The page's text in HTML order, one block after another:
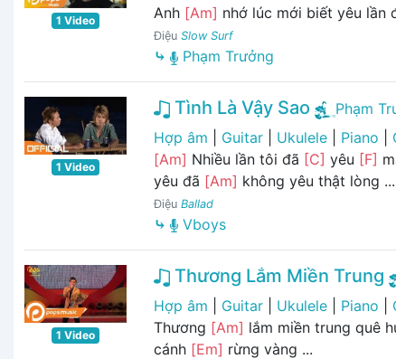
1 Video
Anh [Am] nhớ lúc mới biết yêu lần
Điệu Slow Surf
⤷ Phạm Trưởng
1 Video
Tình Là Vậy Sao
Phạm
Hợp âm
Guitar| Ukulele| Piano
[Am] Nhiều lần tôi đã [C] yêu [F]
yêu đã [Am] không yêu thật lòng ...
Điệu Ballad
⤷ Vboys
1 Video
Thương Lắm Miền Trung
Hợp âm
Guitar| Ukulele| Piano
Thương [Am] lắm miền trung quê
cánh [Em] rừng vàng ...